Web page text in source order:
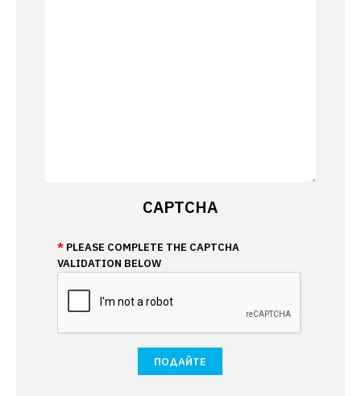
CAPTCHA
PLEASE COMPLETE THE CAPTCHA
VALIDATION BELOW